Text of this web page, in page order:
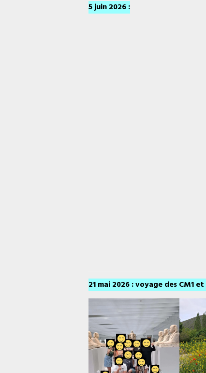
5 juin 2026 :
21 mai 2026 : voyage des CM1